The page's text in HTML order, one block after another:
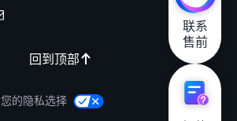
回到顶部
您的隐私选择
联系
售前